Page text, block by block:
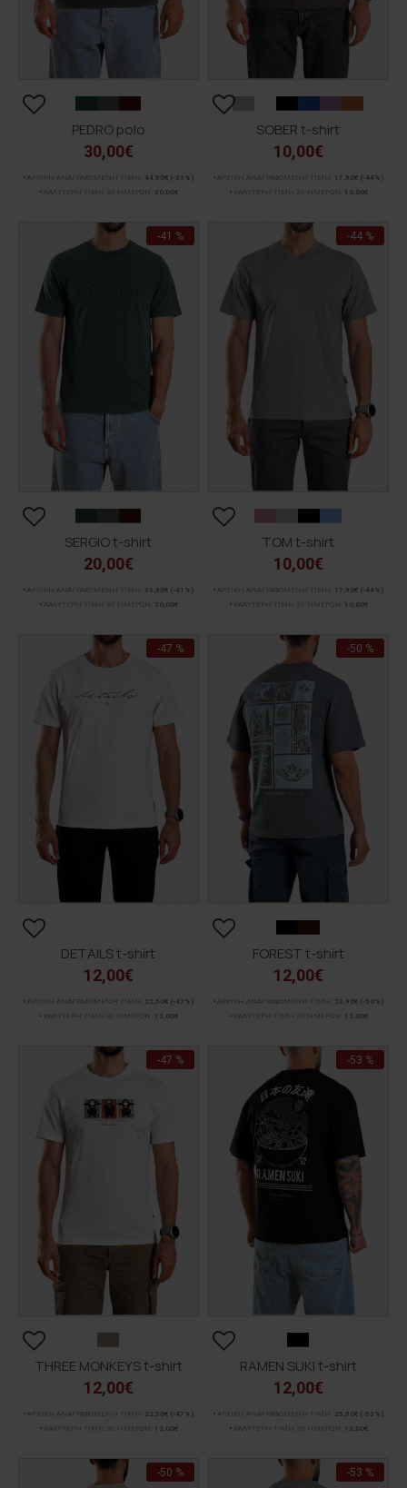
PEDRO polo
30,00€
ΑΡΧΙΚΗ ΑΝΑΓΡΑΦΟΜΕΝΗ ΤΙΜΗ: 44,90€ (-33%)
ΚΑΛΥΤΕΡΗ ΤΙΜΗ 30 ΗΜΕΡΩΝ:
30,00€
SOBER t-shirt
10,00€
ΑΡΧΙΚΗ ΑΝΑΓΡΑΦΟΜΕΝΗ ΤΙΜΗ: 17,90€ (-44%)
ΚΑΛΥΤΕΡΗ ΤΙΜΗ 30 ΗΜΕΡΩΝ:
10,00€
-41 %
SERGIO t-shirt
20,00€
ΑΡΧΙΚΗ ΑΝΑΓΡΑΦΟΜΕΝΗ ΤΙΜΗ: 33,90€ (-41%)
ΚΑΛΥΤΕΡΗ ΤΙΜΗ 30 ΗΜΕΡΩΝ:
20,00€
-44 %
TOM t-shirt
10,00€
ΑΡΧΙΚΗ ΑΝΑΓΡΑΦΟΜΕΝΗ ΤΙΜΗ: 17,90€ (-44%)
ΚΑΛΥΤΕΡΗ ΤΙΜΗ 30 ΗΜΕΡΩΝ:
10,00€
-47 %
DETAILS t-shirt
12,00€
ΑΡΧΙΚΗ ΑΝΑΓΡΑΦΟΜΕΝΗ ΤΙΜΗ: 22,50€ (-47%)
ΚΑΛΥΤΕΡΗ ΤΙΜΗ 30 ΗΜΕΡΩΝ:
12,00€
-50 %
FOREST t-shirt
12,00€
ΑΡΧΙΚΗ ΑΝΑΓΡΑΦΟΜΕΝΗ ΤΙΜΗ: 23,90€ (-50%)
ΚΑΛΥΤΕΡΗ ΤΙΜΗ 30 ΗΜΕΡΩΝ:
12,00€
-47 %
THREE MONKEYS t-shirt
12,00€
ΑΡΧΙΚΗ ΑΝΑΓΡΑΦΟΜΕΝΗ ΤΙΜΗ: 22,50€ (-47%)
ΚΑΛΥΤΕΡΗ ΤΙΜΗ 30 ΗΜΕΡΩΝ:
12,00€
-53 %
RAMEN SUKI t-shirt
12,00€
ΑΡΧΙΚΗ ΑΝΑΓΡΑΦΟΜΕΝΗ ΤΙΜΗ: 25,50€ (-53%)
ΚΑΛΥΤΕΡΗ ΤΙΜΗ 30 ΗΜΕΡΩΝ:
12,00€
-50 % -53 %